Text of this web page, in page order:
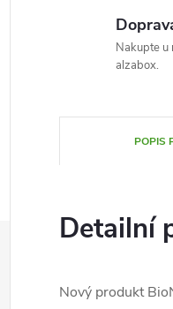
Nakupte u
alzabox.
POPIS
Detailní
Nový produkt